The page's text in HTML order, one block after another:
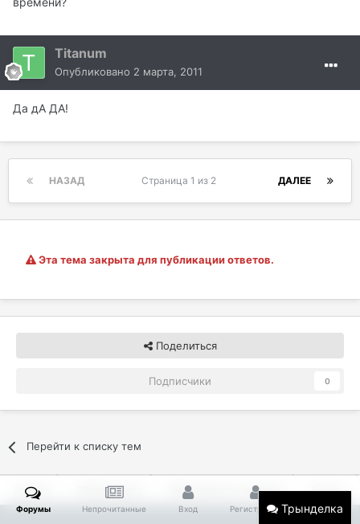
Titanum
Опубликовано 2 марта, 2011
Да дА ДА!
НАЗАД ДАЛЕЕ
Страница 1 из 2
Эта тема закрыта для публикации ответов.
Поделиться
Подписчики 0
Перейти к списку тем
Главная Общий раздел Мероприятия и конкурсы Былое...
Трынделка
Форумы Непрочитанные Вход Регистрация Больше